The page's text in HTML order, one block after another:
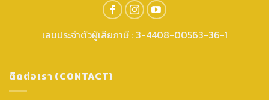
เลขประจำตัวผู้เสียภาษี : 3-4408-00563-36-1
ติดต่อเรา (CONTACT)